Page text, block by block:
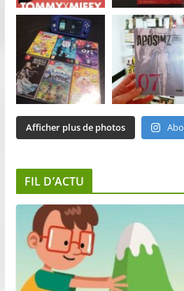
Afficher plus de photos
FIL D’ACTU